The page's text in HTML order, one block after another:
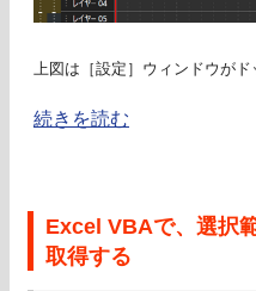
上図は［設定］ウィンドウがド
続きを読む
Excel VBAで、選択
取得する